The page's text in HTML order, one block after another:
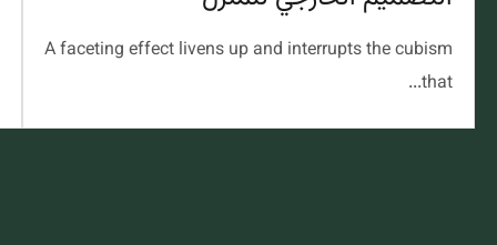
A faceting effect livens up and interrupts the cubism
that...